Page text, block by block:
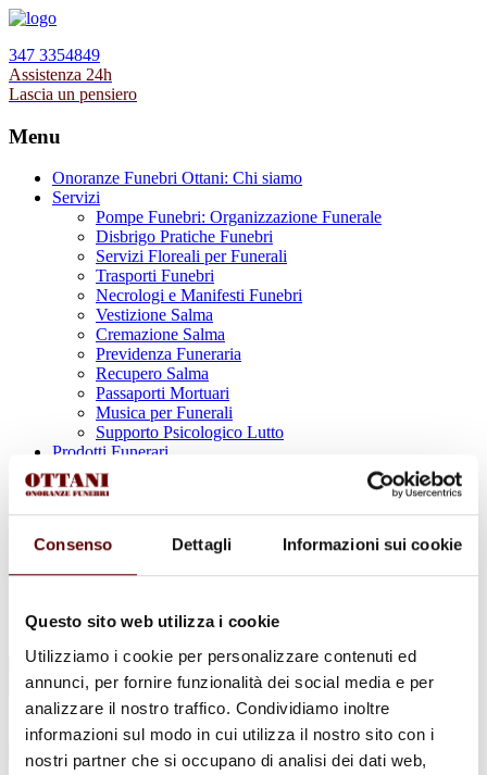
Consenso Dettagli Informazioni sui cookie
Questo sito web utilizza i cookie
Utilizziamo i cookie per personalizzare contenuti ed
annunci, per fornire funzionalità dei social media e per
analizzare il nostro traffico. Condividiamo inoltre
informazioni sul modo in cui utilizza il nostro sito con i
nostri partner che si occupano di analisi dei dati web,
347 3354849
Assistenza 24h
Lascia un pensiero
Menu
Onoranze Funebri Ottani: Chi siamo
Servizi
Pompe Funebri: Organizzazione Funerale
Disbrigo Pratiche Funebri
Servizi Floreali per Funerali
Trasporti Funebri
Necrologi e Manifesti Funebri
Vestizione Salma
Cremazione Salma
Previdenza Funeraria
Recupero Salma
Passaporti Mortuari
Musica per Funerali
Supporto Psicologico Lutto
Prodotti Funerari
Lapidi, Lastre tombali e Monumenti Funerari
Urne Cinerarie
Allestimento Funebre
In caso di decesso
Necrologi
Info e Contatti
Cerca
per: